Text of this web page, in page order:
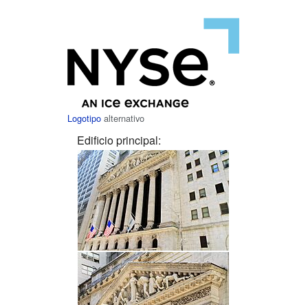
Logotipo alternativo
Edificio principal: